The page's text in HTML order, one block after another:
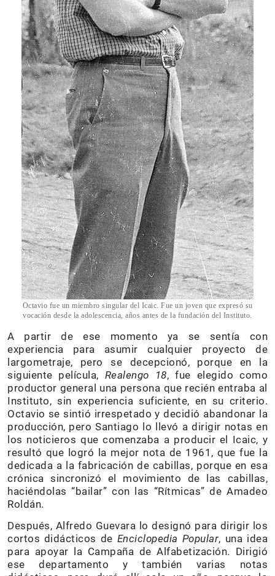
Octavio fue un miembro singular del Icaic. Fue un joven que expresó su
vocación desde la adolescencia, años antes de la fundación del Instituto.
A partir de ese momento ya se sentía con
experiencia para asumir cualquier proyecto de
largometraje, pero se decepcionó, porque en la
siguiente película, Realengo 18, fue elegido como
productor general una persona que recién entraba al
Instituto, sin experiencia suficiente, en su criterio.
Octavio se sintió irrespetado y decidió abandonar la
producción, pero Santiago lo llevó a dirigir notas en
los noticieros que comenzaba a producir el Icaic, y
resultó que logró la mejor nota de 1961, que fue la
dedicada a la fabricación de cabillas, porque en esa
crónica sincronizó el movimiento de las cabillas,
haciéndolas “bailar” con las “Rítmicas” de Amadeo
Roldán.
Después, Alfredo Guevara lo designó para dirigir los
cortos didácticos de Enciclopedia Popular, una idea
para apoyar la Campaña de Alfabetización. Dirigió
ese departamento y también varias notas